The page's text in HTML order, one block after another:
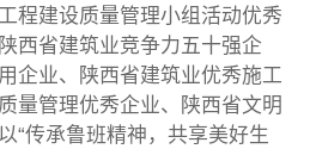
程建设质量管理小组活动优秀
西省建筑业竞争力五十强企
企业、陕西省建筑业优秀施工
量管理优秀企业、陕西省文明
“传承鲁班精神，共享美好生